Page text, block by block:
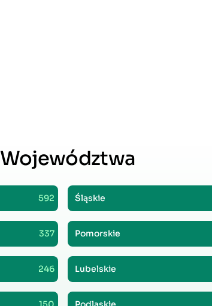
Województwa
592 Śląskie
337 Pomorskie
246 Lubelskie